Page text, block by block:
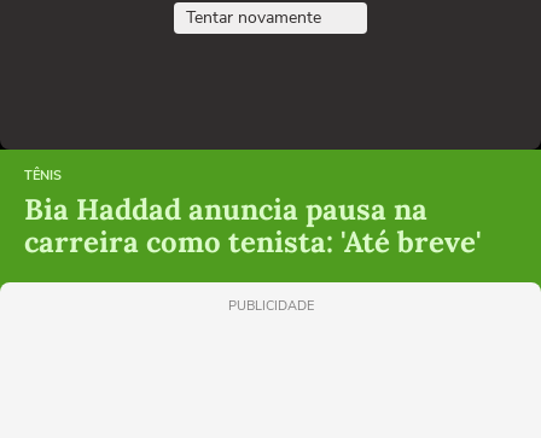
Tentar novamente
TÊNIS
Bia Haddad anuncia pausa na
carreira como tenista: 'Até breve'
PUBLICIDADE